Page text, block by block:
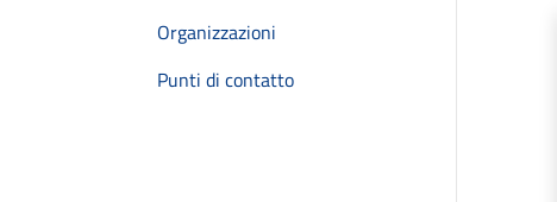
Organizzazioni
Punti di contatto